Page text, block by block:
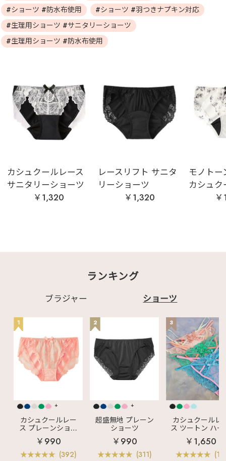
#ショーツ #防水布使用
#ショーツ #羽つきナプキン対応
#生理用ショーツ #サニタリーショーツ
#生理用ショーツ #防水布使用
カシュクールレース
サニタリーショーツ
￥1,320
レースリフト サニタ
リーショーツ
￥1,320
モノトー
カシュク
ランキング
ブラジャー ショーツ
1
+
カシュクールレー
ス プレーンショー
ツ
￥990
(392)
2
+
超盛無地 プレーン
ショーツ
￥990
(311)
3
カシュクールレ
ス ツートン ハー
バックショーツ
￥1,650
(11)